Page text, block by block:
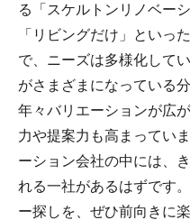
る「スケルトンリノベー
「リビングだけ」といっ
で、ニーズは多様化して
がさまざまになっている
年々バリエーションが広
力や提案力も高まってい
ーション会社の中には、
れる一社があるはずです
ー探しを、ぜひ前向きに